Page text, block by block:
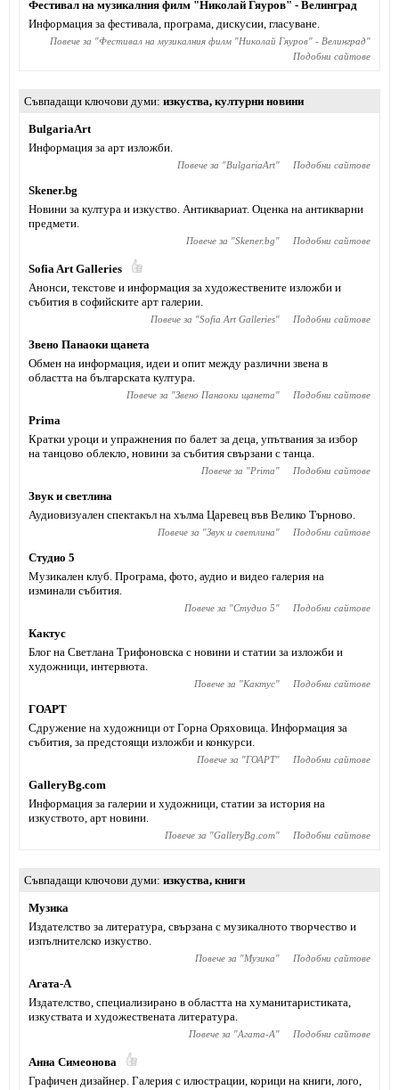
Фестивал на музикалния филм "Николай Гяуров" - Велинград
Информация за фестивала, програма, дискусии, гласуване.
Повече за "Фестивал на музикалния филм "Николай Гяуров" - Велинград"
Подобни сайтове
Съвпадащи ключови думи изкуства, културни новини
BulgariaArt
Информация за арт изложби.
Повече за "BulgariaArt" Подобни сайтове
Skener.bg
Новини за култура и изкуство. Антиквариат. Оценка на антикварни
предмети.
Повече за "Skener.bg" Подобни сайтове
Sofia Art Galleries
Анонси, текстове и информация за художествените изложби и
събития в софийските арт галерии.
Повече за "Sofia Art Galleries" Подобни сайтове
Звено Панаоки щанета
Обмен на информация, идеи и опит между различни звена в
областта на българската култура.
Повече за "Звено Панаоки щанета" Подобни сайтове
Prima
Кратки уроци и упражнения по балет за деца, упътвания за избор
на танцово облекло, новини за събития свързани с танца.
Повече за "Prima" Подобни сайтове
Звук и светлина
Аудиовизуален спектакъл на хълма Царевец във Велико Търново.
Повече за "Звук и светлина" Подобни сайтове
Студио 5
Музикален клуб. Програма, фото, аудио и видео галерия на
изминали събития.
Повече за "Студио 5" Подобни сайтове
Кактус
Блог на Светлана Трифоновска с новини и статии за изложби и
художници, интервюта.
Повече за "Кактус" Подобни сайтове
ГОАРТ
Сдружение на художници от Горна Оряховица. Информация за
събития, за предстоящи изложби и конкурси.
Повече за "ГОАРТ" Подобни сайтове
GalleryBg.com
Информация за галерии и художници, статии за история на
изкуството, арт новини.
Повече за "GalleryBg.com" Подобни сайтове
Съвпадащи ключови думи изкуства, книги
Музика
Издателство за литература, свързана с музикалното творчество и
изпълнителско изкуство.
Повече за "Музика" Подобни сайтове
Агата-А
Издателство, специализирано в областта на хуманитаристиката,
изкуствата и художествената литература.
Повече за "Агата-А" Подобни сайтове
Анна Симеонова
Графичен дизайнер. Галерия с илюстрации, корици на книги, лого,